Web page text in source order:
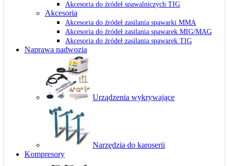
Akcesoria do źródeł spawalniczych TIG
Akcesoria
Akcesoria do źródeł zasilania spawarki MMA
Akcesoria do źródeł zasilania spawarek MIG/MAG
Akcesoria do źródeł zasilania spawarek TIG
Naprawa nadwozia
Urządzenia wykrywające
Narzędzia do karoserii
Kompresory